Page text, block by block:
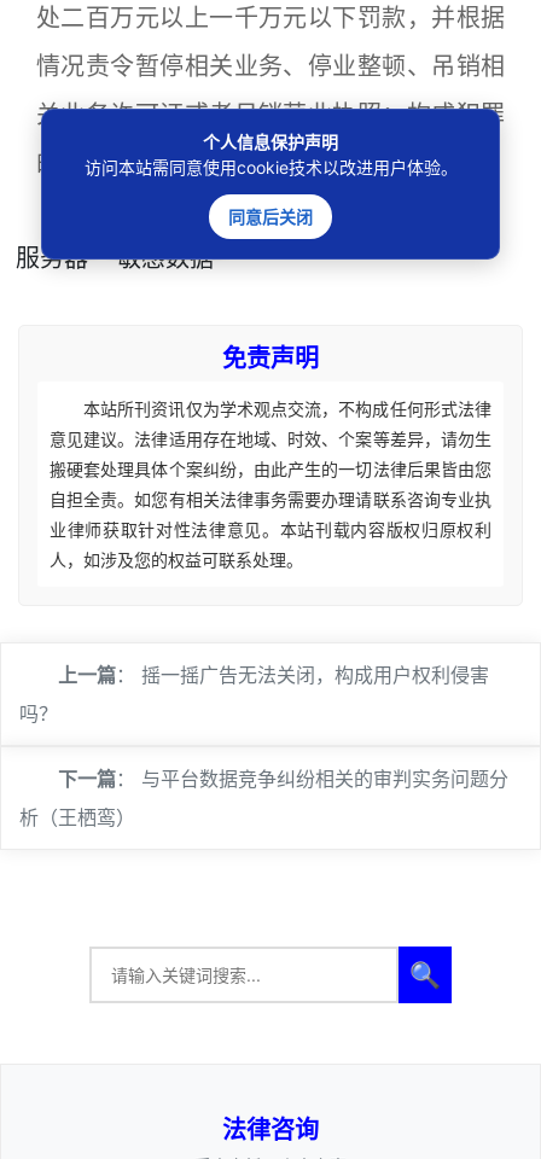
处二百万元以上一千万元以下罚款，并根据
情况责令暂停相关业务、停业整顿、吊销相
关业务许可证或者吊销营业执照；构成犯罪
的，依法追究刑事责任。
南昌市 网信办
服务器
敏感数据
免责声明
本站所刊资讯仅为学术观点交流，不构成任何形式法律
意见建议。法律适用存在地域、时效、个案等差异，请勿生
搬硬套处理具体个案纠纷，由此产生的一切法律后果皆由您
自担全责。如您有相关法律事务需要办理请联系咨询专业执
业律师获取针对性法律意见。本站刊载内容版权归原权利
人，如涉及您的权益可联系处理。
上一篇： 摇一摇广告无法关闭，构成用户权利侵害
吗？
下一篇： 与平台数据竞争纠纷相关的审判实务问题分
析（王栖鸾）
🔍
法律咨询
个人信息保护声明
访问本站需同意使用cookie技术以改进用户体验。
同意后关闭